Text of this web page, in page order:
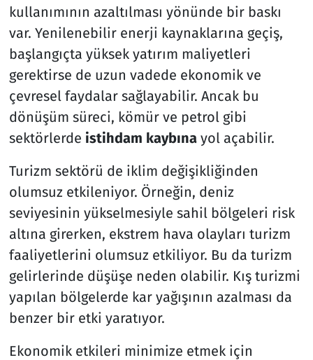
kullanımının azaltılması yönünde bir baskı
var. Yenilenebilir enerji kaynaklarına geçiş,
başlangıçta yüksek yatırım maliyetleri
gerektirse de uzun vadede ekonomik ve
çevresel faydalar sağlayabilir. Ancak bu
dönüşüm süreci, kömür ve petrol gibi
sektörlerde istihdam kaybınayol açabilir.
Turizm sektörü de iklim değişikliğinden
olumsuz etkileniyor. Örneğin, deniz
seviyesinin yükselmesiyle sahil bölgeleri risk
altına girerken, ekstrem hava olayları turizm
faaliyetlerini olumsuz etkiliyor. Bu da turizm
gelirlerinde düşüşe neden olabilir. Kış turizmi
yapılan bölgelerde kar yağışının azalması da
benzer bir etki yaratıyor.
Ekonomik etkileri minimize etmek için